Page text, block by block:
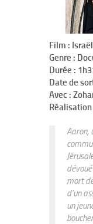
Film : Israël
Genre :
Durée :
Date de
Avec :
Aaron,
mort
d’un
un